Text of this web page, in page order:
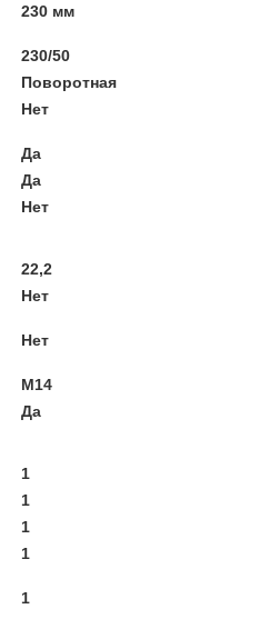
230 мм
230/50
Поворотная
Нет
Да
Да
Нет
22,2
Нет
Нет
M14
Да
1
1
1
1
1